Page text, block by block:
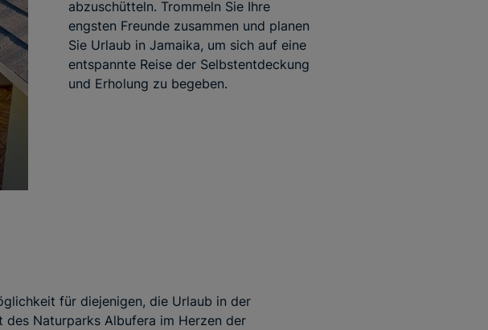
abzuschütteln. Trommeln Sie Ihre
engsten Freunde zusammen und planen
Sie Urlaub in Jamaika, um sich auf eine
entspannte Reise der Selbstentdeckung
und Erholung zu begeben.
für diejenigen, die Urlaub in der
des Naturparks Albufera im Herzen der